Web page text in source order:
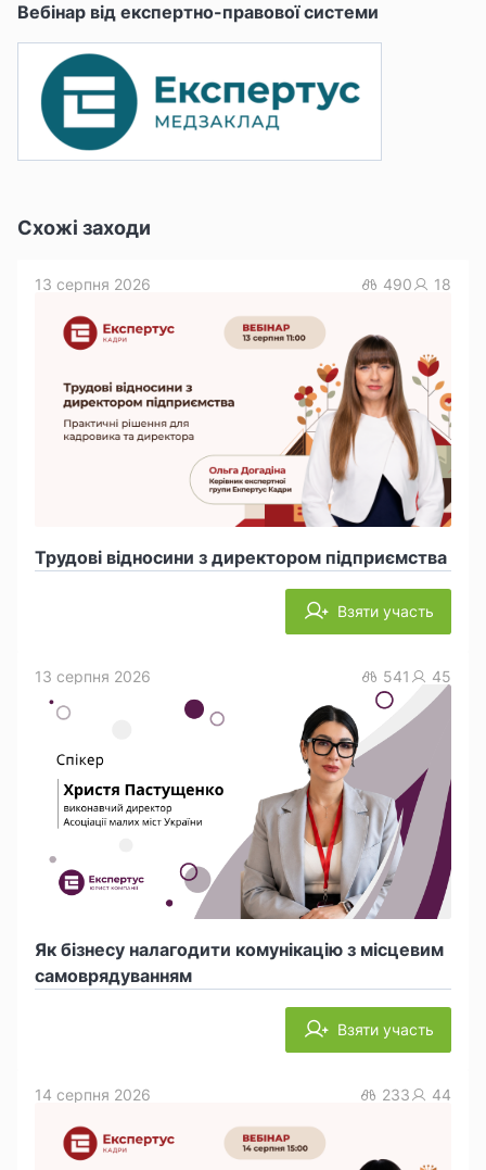
Вебінар від експертно-правової системи
Схожі заходи
Трудові відносини з директором підприємства
13 серпня 2026 490 18
Взяти участь
Як бізнесу налагодити комунікацію з місцевим
самоврядуванням
13 серпня 2026 541 45
Взяти участь
14 серпня 2026 233 44